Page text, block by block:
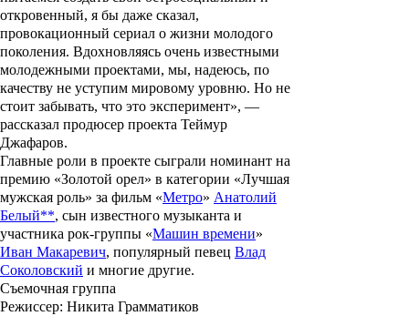
откровенный, я бы даже сказал,
провокационный сериал о жизни молодого
поколения. Вдохновляясь очень известными
молодежными проектами, мы, надеюсь, по
качеству не уступим мировому уровню. Но не
стоит забывать, что это эксперимент», —
рассказал продюсер проекта Теймур
Джафаров.
Главные роли в проекте сыграли номинант на
премию «Золотой орел» в категории «Лучшая
мужская роль» за фильм «Метро» Анатолий
Белый**, сын известного музыканта и
участника рок-группы «Машин времени»
Иван Макaревич, популярный певец Влад
Соколовский и многие другие.
Съемочная группа
Режиссер: Никита Грамматиков